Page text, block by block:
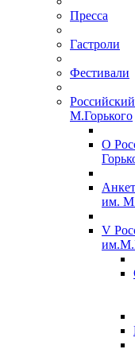
Пресса
Гастроли
Фестивали
М.Горького
О
им. М.
V